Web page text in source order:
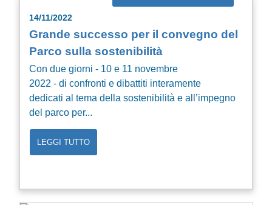
14/11/2022
Grande successo per il convegno del
Parco sulla sostenibilità
Con due giorni - 10 e 11 novembre
2022 - di confronti e dibattiti interamente
dedicati al tema della sostenibilità e all’impegno
del parco per...
LEGGI TUTTO